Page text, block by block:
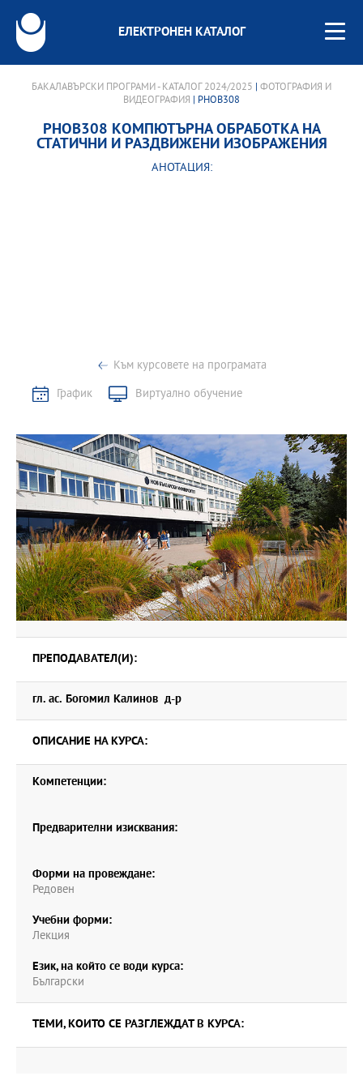
ЕЛЕКТРОНЕН КАТАЛОГ
БАКАЛАВЪРСКИ ПРОГРАМИ - КАТАЛОГ 2024/2025
ФОТОГРАФИЯ И
ВИДЕОГРАФИЯ | PHOB308
PHOB308 КОМПЮТЪРНА ОБРАБОТКА НА
СТАТИЧНИ И РАЗДВИЖЕНИ ИЗОБРАЖЕНИЯ
АНОТАЦИЯ:
Към курсовете на програмата
График
Виртуално обучение
ПРЕПОДАВАТЕЛ(И):
гл. ас. Богомил Калинов д-р
ОПИСАНИЕ НА КУРСА:
Компетенции:
Предварителни изисквания:
Форми на провеждане:
Редовен
Учебни форми:
Лекция
Език, на който се води курса:
Български
ТЕМИ, КОИТО СЕ РАЗГЛЕЖДАТ В КУРСА: